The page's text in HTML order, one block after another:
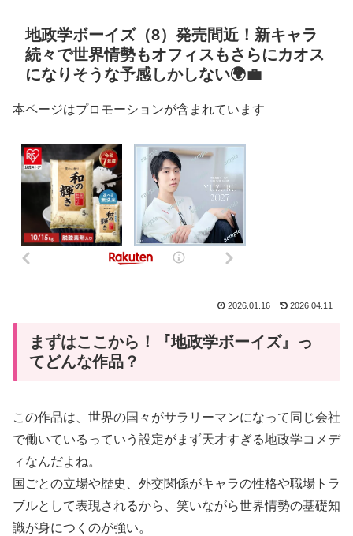
地政学ボーイズ（8）発売間近！新キャラ
続々で世界情勢もオフィスもさらにカオス
になりそうな予感しかしない🌍💼
本ページはプロモーションが含まれています
2026.01.16 2026.04.11
まずはここから！『地政学ボーイズ』っ
てどんな作品？
この作品は、世界の国々がサラリーマンになって同じ会社
で働いているっていう設定がまず天才すぎる地政学コメデ
ィなんだよね。
国ごとの立場や歴史、外交関係がキャラの性格や職場トラ
ブルとして表現されるから、笑いながら世界情勢の基礎知
識が身につくのが強い。